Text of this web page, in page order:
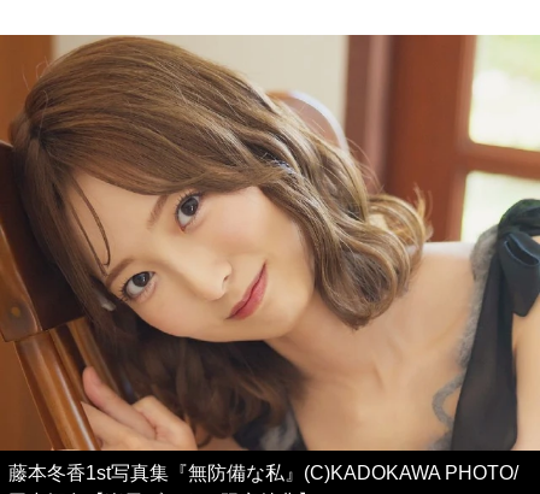
藤本冬香1st写真集『無防備な私』(C)KADOKAWA PHOTO/